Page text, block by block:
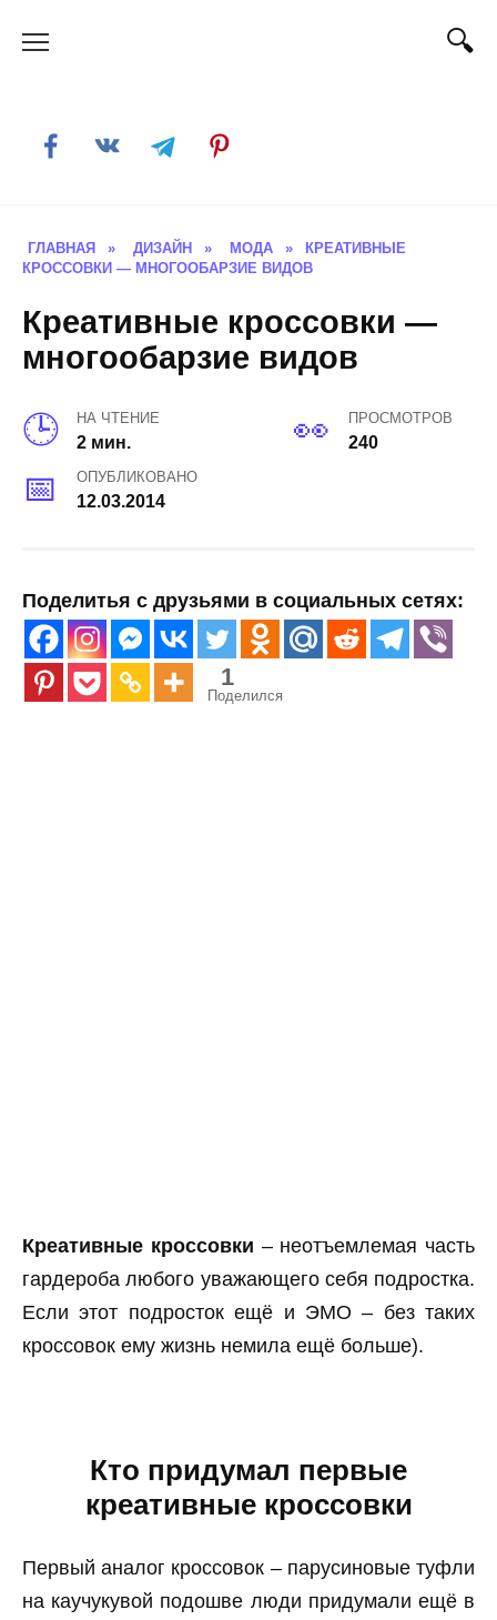
ГЛАВНАЯ » ДИЗАЙН » МОДА »
КРЕАТИВНЫЕ
КРОССОВКИ — МНОГООБАРЗИЕ ВИДОВ
Креативные кроссовки —
многообарзие видов
НА ЧТЕНИЕ
2 мин.
ПРОСМОТРОВ
240
ОПУБЛИКОВАНО
12.03.2014
Поделитья с друзьями в социальных сетях:
1
Поделился
Креативные кроссовки – неотъемлемая часть
гардероба любого уважающего себя подростка.
Если этот подросток ещё и ЭМО – без таких
кроссовок ему жизнь немила ещё больше).
Кто придумал первые
креативные кроссовки
Первый аналог кроссовок – парусиновые туфли
на каучукувой подошве люди придумали ещё в